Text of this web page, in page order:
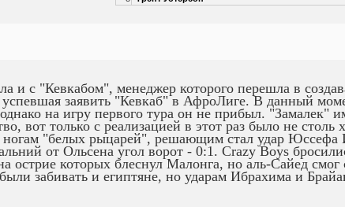
и с "Кевкабом", менеджер которого перешла в
заявить "Кевкаб" в АфроЛиге. В данный
на игру первого тура он не прибыл. "Замалек"
вот только с реализацией в этот раз было не столь
ногам "белых рыцарей", решающим стал удар Юссефа
от Ольсена угол ворот - 0:1. Crazy Boys
острие которых блеснул Малонга, но аль-Сайед смог
забивать и египтяне, но ударам Ибрахима и